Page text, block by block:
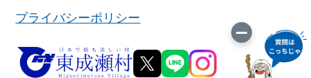
プライバシーポリシー